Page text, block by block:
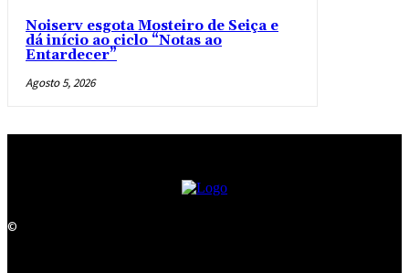
Noiserv esgota Mosteiro de Seiça e
dá início ao ciclo “Notas ao
Entardecer”
Agosto 5, 2026
©